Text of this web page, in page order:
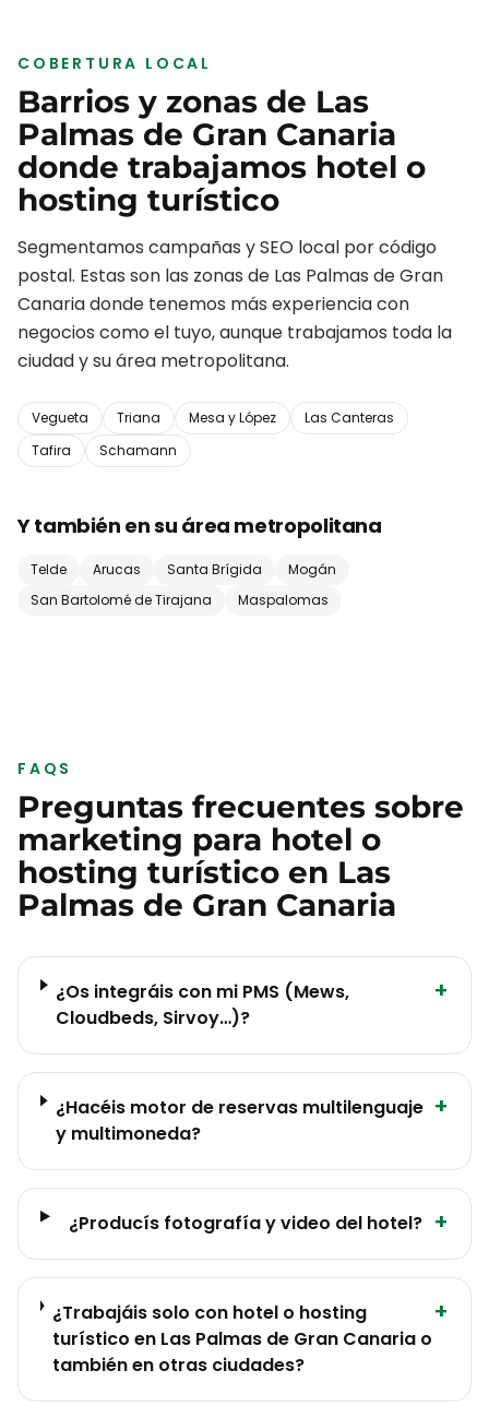
COBERTURA LOCAL
Barrios y zonas de Las
Palmas de Gran Canaria
donde trabajamos hotel o
hosting turístico
Segmentamos campañas y SEO local por código
postal. Estas son las zonas de Las Palmas de Gran
Canariadonde tenemos más experiencia con
negocios como el tuyo, aunque trabajamos toda la
ciudad y su área metropolitana.
Vegueta Triana Mesa y López
Las Canteras
Tafira
Schamann
Y también en su área metropolitana
Telde Arucas Santa Brígida
Mogán
San Bartolomé de Tirajana
Maspalomas
FAQS
Preguntas frecuentes sobre
marketing para hotel o
hosting turístico en Las
Palmas de Gran Canaria
¿Os integráis con mi PMS (Mews,
Cloudbeds, Sirvoy…)?
+
¿Hacéis motor de reservas multilenguaje
y multimoneda?
+
¿Producís fotografía y video del hotel? +
¿Trabajáis solo con hotel o hosting
turístico en Las Palmas de Gran Canaria o
también en otras ciudades?
+